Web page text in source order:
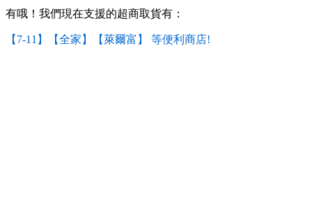
有哦！我們現在支援的超商取貨有：
【7-11】【全家】【萊爾富】 等便利商店!